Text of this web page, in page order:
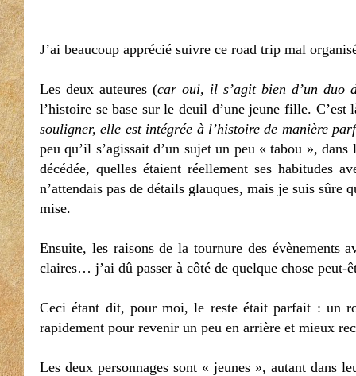
J’ai beaucoup apprécié suivre ce road trip mal
Les deux auteures (car oui, il s’agit bien d’un duo
l’histoire se base sur le deuil d’une jeune fille.
souligner, elle est intégrée à l’histoire de manière
peu qu’il s’agissait d’un sujet un peu « tabou »,
décédée, quelles étaient réellement ses habitudes
n’attendais pas de détails glauques, mais je suis
mise.
Ensuite, les raisons de la tournure des évènements
claires… j’ai dû passer à côté de quelque chose peut-
Ceci étant dit, pour moi, le reste était parfait : un
rapidement pour revenir un peu en arrière et mieux
Les deux personnages sont « jeunes », autant dans